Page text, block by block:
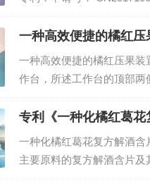
发有限公司 公开/公告号：
一种高效便捷的橘红压
一种高效便捷的橘红压果
作台，所述工作台的顶部
的底部中央位置固定安装
箱，并且延伸至驱动箱的
专利《一种化橘红葛花
一种化橘红葛花复方解酒
主要原料的复方解酒含片
与葛花中的黄酮类化合物